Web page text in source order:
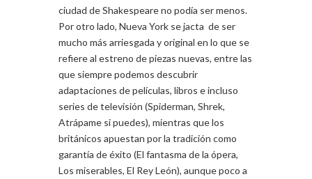
ciudad de Shakespeare no podía ser menos.
Por otro lado, Nueva York se jacta de ser
mucho más arriesgada y original en lo que se
refiere al estreno de piezas nuevas, entre las
que siempre podemos descubrir
adaptaciones de películas, libros e incluso
series de televisión (Spiderman, Shrek,
Atrápame si puedes), mientras que los
británicos apuestan por la tradición como
garantía de éxito (El fantasma de la ópera,
Los miserables, El Rey León), aunque poco a